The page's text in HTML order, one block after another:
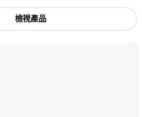
檢視產品